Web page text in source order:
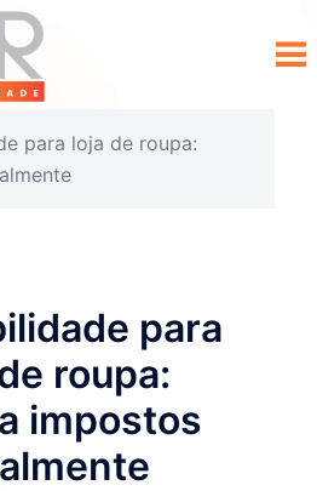
para loja de roupa:
para
roupa:
impostos